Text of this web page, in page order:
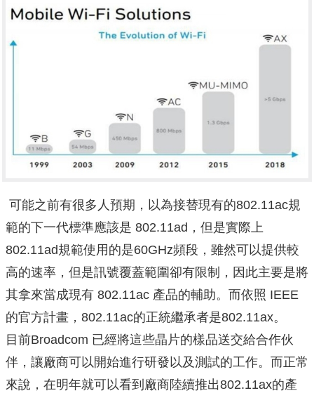
可能之前有很多人預期，以為接替現有的802.11ac規
範的下一代標準應該是 802.11ad，但是實際上
802.11ad規範使用的是60GHz頻段，雖然可以提供較
高的速率，但是訊號覆蓋範圍卻有限制，因此主要是將
其拿來當成現有 802.11ac 產品的輔助。而依照 IEEE
的官方計畫，802.11ac的正統繼承者是802.11ax。
目前Broadcom 已經將這些晶片的樣品送交給合作伙
伴，讓廠商可以開始進行研發以及測試的工作。而正常
來說，在明年就可以看到廠商陸續推出802.11ax的產